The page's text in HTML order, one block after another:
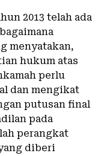
2013 telah ada
menyatakan,
hukum atas
perlu
dan mengikat
putusan final
pada
perangkat
diberi